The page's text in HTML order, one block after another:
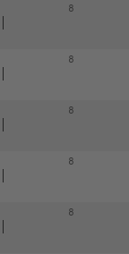
8
8
8
8
8